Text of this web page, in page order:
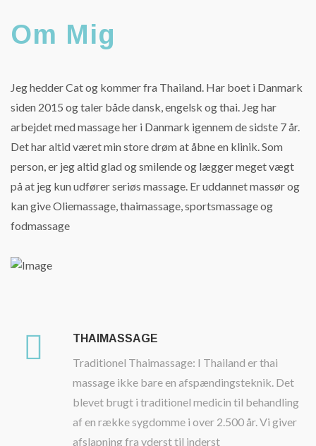
Om Mig
Jeg hedder Cat og kommer fra Thailand. Har boet i Danmark
siden 2015 og taler både dansk, engelsk og thai. Jeg har
arbejdet med massage her i Danmark igennem de sidste 7 år.
Det har altid været min store drøm at åbne en klinik. Som
person, er jeg altid glad og smilende og lægger meget vægt
på at jeg kun udfører seriøs massage. Er uddannet massør og
kan give Oliemassage, thaimassage, sportsmassage og
fodmassage
THAIMASSAGE
Traditionel Thaimassage: I Thailand er thai
massage ikke bare en afspændingsteknik. Det
blevet brugt i traditionel medicin til behandling
af en række sygdomme i over 2.500 år. Vi giver
afslapning fra yderst til inderst